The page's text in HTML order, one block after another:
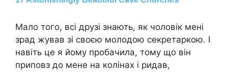
Мало того, всі друзі знають, як чоловік мені
зрад жував зі своєю молодою секретаркою. І
навіть це я йому пробачила, тому що він
приповз до мене на колінах і ридав,